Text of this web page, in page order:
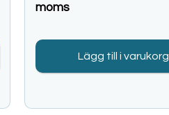
moms
Lägg till i varukorg